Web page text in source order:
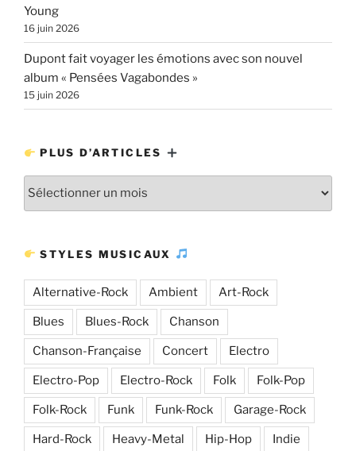
Young
16 juin 2026
Dupont fait voyager les émotions avec son nouvel
album « Pensées Vagabondes »
15 juin 2026
PLUS D’ARTICLES
STYLES MUSICAUX
Alternative-Rock Ambient Art-Rock
Blues Blues-Rock Chanson
Chanson-Française Concert Electro
Electro-Pop Electro-Rock Folk Folk-Pop
Folk-Rock Funk Funk-Rock Garage-Rock
Hard-Rock Heavy-Metal Hip-Hop Indie